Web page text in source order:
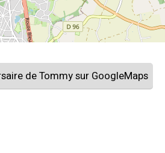
de Tommy sur GoogleMaps